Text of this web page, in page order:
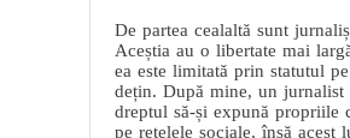
De partea cealaltă sunt
Aceștia au o libertate mai
ea este limitată prin statutul
dețin. După mine, un jurnalist
dreptul să-și expună propriile
pe rețelele sociale, însă acest